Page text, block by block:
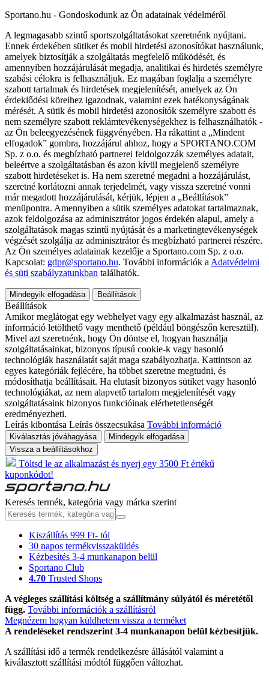
Sportano.hu - Gondoskodunk az Ön adatainak védelméről
A legmagasabb szintű sportszolgáltatásokat szeretnénk nyújtani.
Ennek érdekében sütiket és mobil hirdetési azonosítókat használunk,
amelyek biztosítják a szolgáltatás megfelelő működését, és
amennyiben hozzájárulását megadja, analitikai és hirdetés személyre
szabási célokra is felhasználjuk. Ez magában foglalja a személyre
szabott tartalmak és hirdetések megjelenítését, amelyek az Ön
érdeklődési köreihez igazodnak, valamint ezek hatékonyságának
mérését. A sütik és mobil hirdetési azonosítók személyre szabott és
nem személyre szabott reklámtevékenységekhez is felhasználhatók -
az Ön beleegyezésének függvényében. Ha rákattint a „Mindent
elfogadok” gombra, hozzájárul ahhoz, hogy a SPORTANO.COM
Sp. z o.o. és megbízható partnerei feldolgozzák személyes adatait,
beleértve a szolgáltatásban és azon kívül megjelenő személyre
szabott hirdetéseket is. Ha nem szeretné megadni a hozzájárulást,
szeretné korlátozni annak terjedelmét, vagy vissza szeretné vonni
már megadott hozzájárulását, kérjük, lépjen a „Beállítások”
menüpontra. Amennyiben a sütik személyes adatokat tartalmaznak,
azok feldolgozása az adminisztrátor jogos érdekén alapul, amely a
szolgáltatások magas szintű nyújtását és a marketingtevékenységek
végzését szolgálja az adminisztrátor és megbízható partnerei részére.
Az Ön személyes adatainak kezelője a Sportano.com Sp. z o.o.
Kapcsolat: gdpr@sportano.hu. További információk a Adatvédelmi
és süti szabályzatunkban találhatók.
Mindegyik elfogadása Beállítások
Beállítások
Amikor meglátogat egy webhelyet vagy egy alkalmazást használ, az
információ letölthető vagy menthető (például böngészőn keresztül).
Mivel azt szeretnénk, hogy Ön döntse el, hogyan használja
szolgáltatásainkat, bizonyos típusú cookie-k vagy hasonló
technológiák használatát saját maga szabályozhatja. Kattintson az
egyes kategóriák fejlécére, ha többet szeretne megtudni, és
módosíthatja beállításait. Ha elutasít bizonyos sütiket vagy hasonló
technológiákat, az nem alapvető tartalom megjelenítését vagy
szolgáltatásaink bizonyos funkcióinak elérhetetlenségét
eredményezheti.
Leírás kibontása Leírás összecsukása További információ
Kiválasztás jóváhagyása
Mindegyik elfogadása
Vissza a beállításokhoz
Töltsd le az alkalmazást és nyerj egy 3500 Ft értékű
kuponkódot!
Keresés termék, kategória vagy márka szerint
Kiszállítás 999 Ft- tól
30 napos termékvisszaküldés
Kézbesítés 3-4 munkanapon belül
Sportano Club
4.70 Trusted Shops
A végleges szállítási költség a szállítmány súlyától és méretétől
függ. További információk a szállításról
Megnézem hogyan küldhetem vissza a terméket
A rendeléseket rendszerint 3-4 munkanapon belül kézbesítjük.
A szállítási idő a termék rendelkezésre állásától valamint a
kiválasztott szállítási módtól függően változhat.